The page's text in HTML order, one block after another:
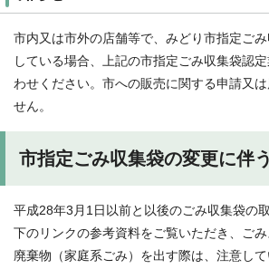
市内又は市外の店舗等で、みどり市指定ご
している場合、上記の市指定ごみ収集袋認
わせください。市への販売に関する申請又
せん。
市指定ごみ収集袋の変更に伴
平成28年3月1日以前と以後のごみ収集袋の
下のリンクの参考資料をご覧いただき、ご
廃棄物（家庭系ごみ）を出す際は、注意し